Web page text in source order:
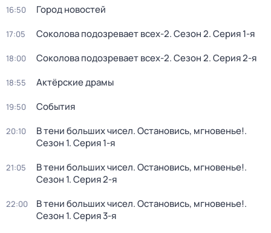
16:50 Город новостей
17:05 Соколова подозревает всех-2. Сезон 2. Серия 1-я
18:00 Соколова подозревает всех-2. Сезон 2. Серия 2-я
18:55 Актёрские драмы
19:50 События
20:10 В тени больших чисел. Остановись, мгновенье!.
Сезон 1. Серия 1-я
21:05 В тени больших чисел. Остановись, мгновенье!.
Сезон 1. Серия 2-я
22:00 В тени больших чисел. Остановись, мгновенье!.
Сезон 1. Серия 3-я